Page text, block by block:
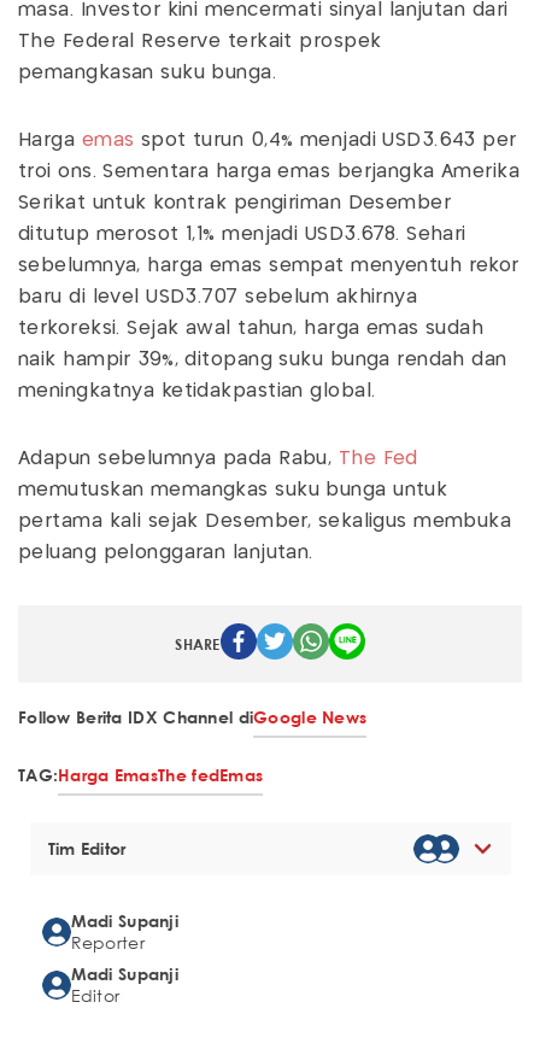
masa. Investor kini mencermati sinyal lanjutan dari
The Federal Reserve terkait prospek
pemangkasan suku bunga.
Harga emas spot turun 0,4% menjadi USD3.643 per
troi ons. Sementara harga emas berjangka Amerika
Serikat untuk kontrak pengiriman Desember
ditutup merosot 1,1% menjadi USD3.678. Sehari
sebelumnya, harga emas sempat menyentuh rekor
baru di level USD3.707 sebelum akhirnya
terkoreksi. Sejak awal tahun, harga emas sudah
naik hampir 39%, ditopang suku bunga rendah dan
meningkatnya ketidakpastian global.
Adapun sebelumnya pada Rabu, The Fed
memutuskan memangkas suku bunga untuk
pertama kali sejak Desember, sekaligus membuka
peluang pelonggaran lanjutan.
SHARE
Follow Berita IDX Channel diGoogle News
TAG:Harga EmasThe fedEmas
Tim Editor
Madi Supanji
Reporter
Madi Supanji
Editor